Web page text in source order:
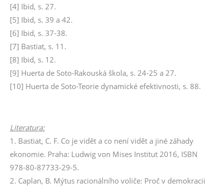
[4] Ibid, s. 27.
[5] Ibid, s. 39 a 42.
[6] Ibid, s. 37-38.
[7] Bastiat, s. 11.
[8] Ibid, s. 12.
[9] Huerta de Soto-Rakouská škola, s. 24-25 a 27.
[10] Huerta de Soto-Teorie dynamické efektivnosti, s. 88.
Literatura:
1. Bastiat, C. F. Co je vidět a co není vidět a jiné záhady
ekonomie. Praha: Ludwig von Mises Institut 2016, ISBN
978-80-87733-29-5.
2. Caplan, B. Mýtus racionálního voliče: Proč v demokracii